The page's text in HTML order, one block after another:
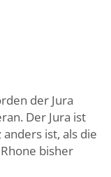
der Jura
Der Jura ist
ist, als die
bisher